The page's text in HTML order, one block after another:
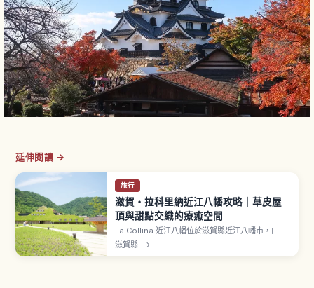
延伸閱讀 →
旅行
滋賀・拉科里納近江八幡攻略｜草皮屋
頂與甜點交織的療癒空間
La Collina 近江八幡位於滋賀縣近江八幡市，由老
字號和菓子店「TANEYA 集團」經營的體驗型旗艦
滋賀縣 →